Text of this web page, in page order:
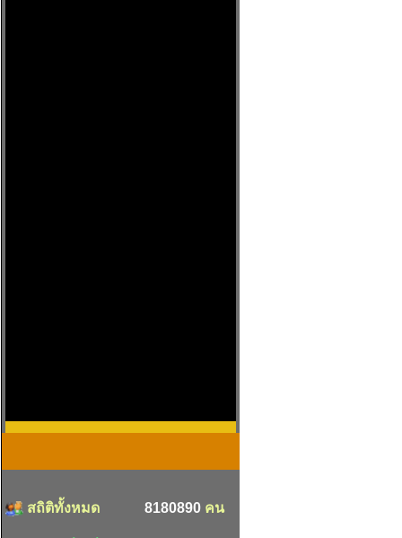
สถิติทั้งหมด 8180890 คน